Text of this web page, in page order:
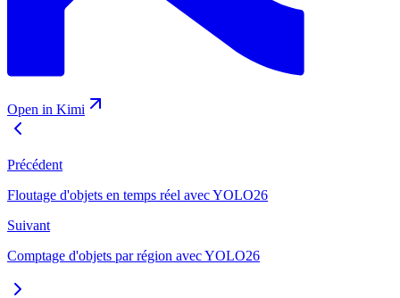
Open in Kimi
Précédent
Floutage d'objets en temps réel avec YOLO26
Suivant
Comptage d'objets par région avec YOLO26